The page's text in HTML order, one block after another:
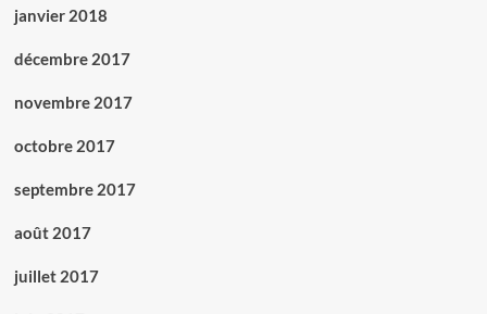
janvier 2018
décembre 2017
novembre 2017
octobre 2017
septembre 2017
août 2017
juillet 2017